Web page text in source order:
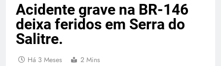
Acidente grave na BR-146
deixa feridos em Serra do
Salitre.
Há 3 Meses 2 Mins